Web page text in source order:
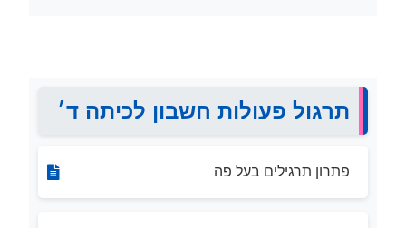
תרגול פעולות חשבון לכיתה ד׳
פתרון תרגילים בעל פה